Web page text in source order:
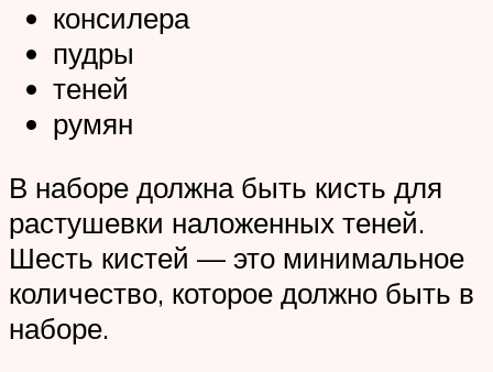
консилера
пудры
теней
румян
В наборе должна быть кисть для
растушевки наложенных теней.
Шесть кистей — это минимальное
количество, которое должно быть в
наборе.